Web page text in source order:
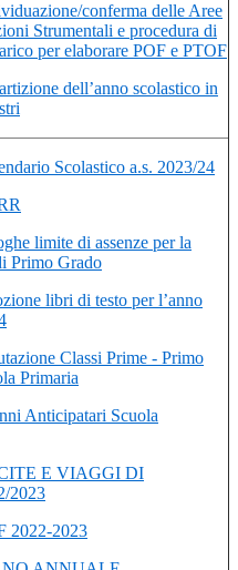
conferma delle Aree
Strumentali e procedura di
per elaborare POF e PTOF
dell’anno scolastico in
Scolastico a.s. 2023/24
limite di assenze per la
Primo Grado
libri di testo per l’anno
Classi Prime - Primo
Primaria
Anticipatari Scuola
E VIAGGI DI
2023
2022-2023